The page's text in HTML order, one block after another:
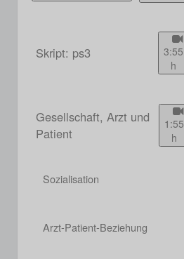
Skript: ps3
3:55
h
Gesellschaft, Arzt und
Patient
1:55
h
Sozialisation
Arzt-Patient-Beziehung